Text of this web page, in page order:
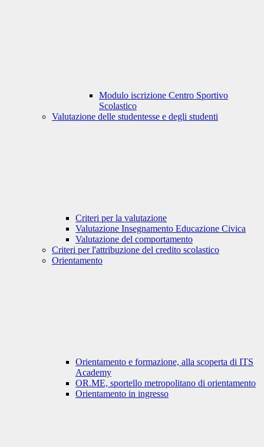
Modulo iscrizione Centro Sportivo
Scolastico
Valutazione delle studentesse e degli studenti
Criteri per la valutazione
Valutazione Insegnamento Educazione Civica
Valutazione del comportamento
Criteri per l'attribuzione del credito scolastico
Orientamento
Orientamento e formazione, alla scoperta di ITS
Academy
OR.ME, sportello metropolitano di orientamento
Orientamento in ingresso